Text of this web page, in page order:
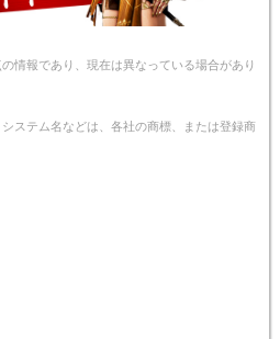
情報であり、現在は異なっている場合があり
ステム名などは、各社の商標、または登録商